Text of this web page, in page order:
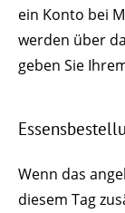
ein Konto bei
werden über
geben Sie
Wenn das
diesem Tag